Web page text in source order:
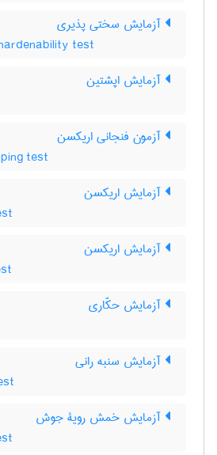
آزمایش سختی پذیری
test
آزمایش اپشتین
آزمون فنجانی اریکسن
test
آزمایش اریکسن
آزمایش اریکسن
آزمایش حکّاری
آزمایش سنبه رانی
آزمایش خمش رویۀ جوش